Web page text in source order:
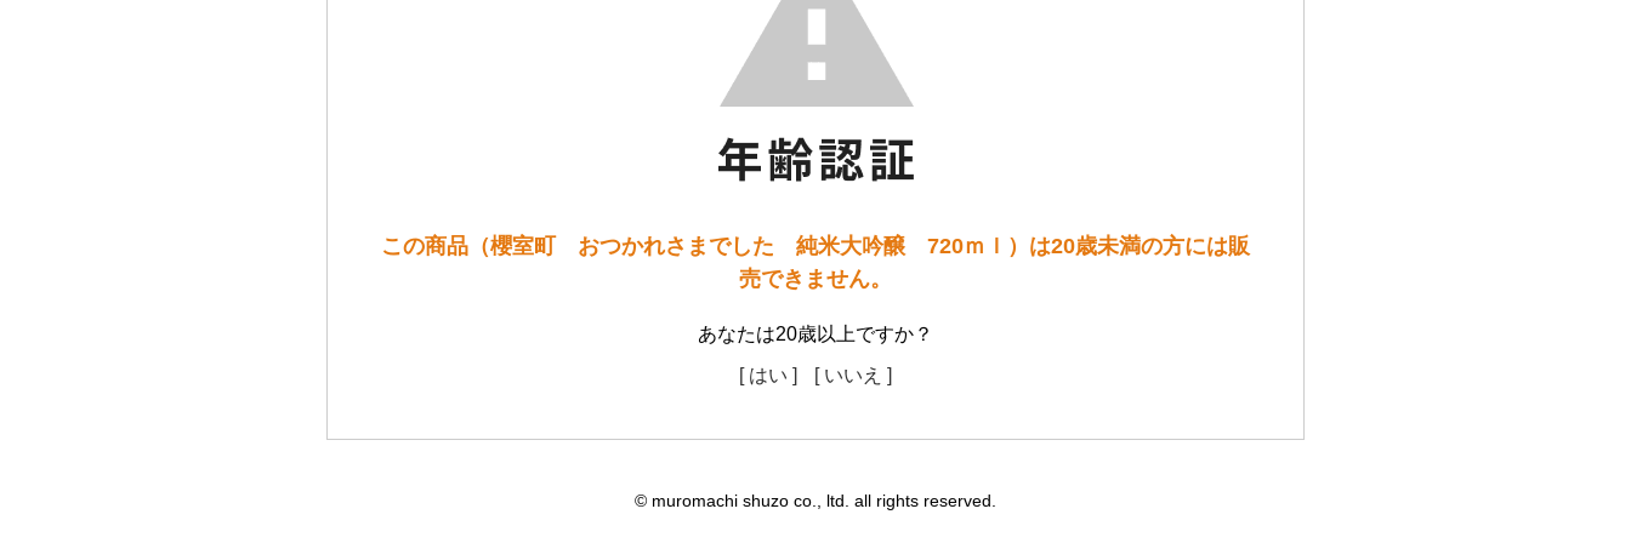
この商品（櫻室町 おつかれさまでした 純米大吟醸 720ｍｌ）は20歳未満の方には販
売できません。
あなたは20歳以上ですか？
[ はい ]
[ いいえ ]
© muromachi shuzo co., ltd. all rights reserved.